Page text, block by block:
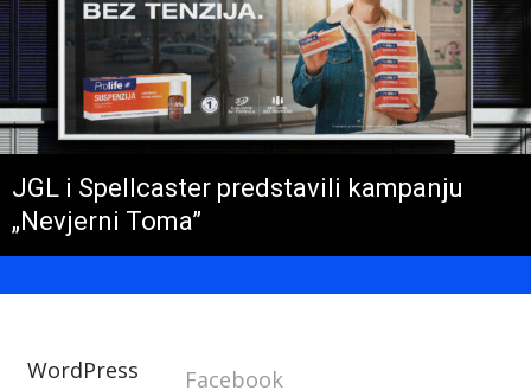
JGL i Spellcaster predstavili kampanju
„Nevjerni Toma”
WordPress Facebook